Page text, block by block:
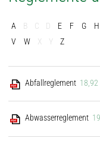
A B C D E F G H
V
W X Y Z
Abfallreglement 18,92
Abwasserreglement